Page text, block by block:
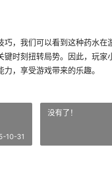
，我们可以看到这种药水
时刻扭转局势。因此，玩家
，享受游戏带来的乐趣。
10-31
没有了！